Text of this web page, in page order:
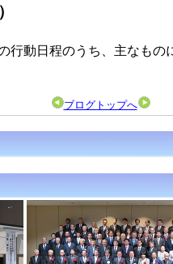
動日程のうち、主なもの
ブログトップへ